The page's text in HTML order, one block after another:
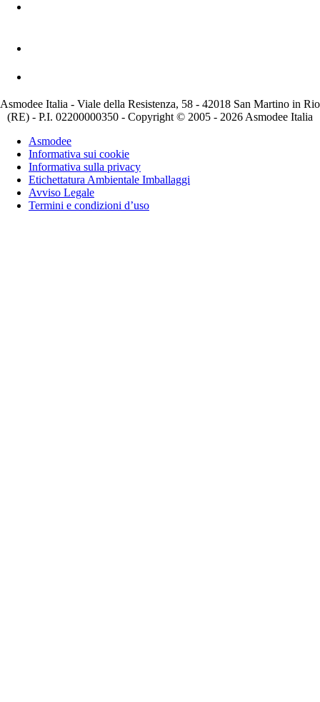
Asmodee Italia - Viale della Resistenza, 58 - 42018 San Martino in Rio
(RE) - P.I. 02200000350 - Copyright © 2005 - 2026 Asmodee Italia
Asmodee
Informativa sui cookie
Informativa sulla privacy
Etichettatura Ambientale Imballaggi
Avviso Legale
Termini e condizioni d’uso